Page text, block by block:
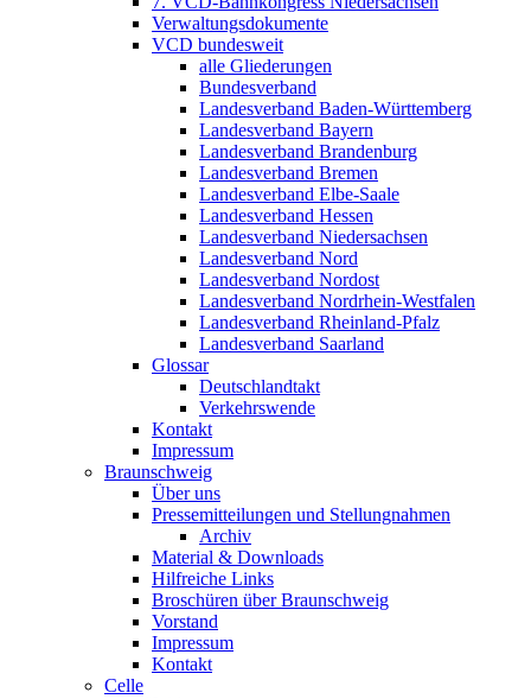
Verwaltungsdokumente
VCD bundesweit
alle Gliederungen
Bundesverband
Landesverband Baden-Württemberg
Landesverband Bayern
Landesverband Brandenburg
Landesverband Bremen
Landesverband Elbe-Saale
Landesverband Hessen
Landesverband Niedersachsen
Landesverband Nord
Landesverband Nordost
Landesverband Nordrhein-Westfalen
Landesverband Rheinland-Pfalz
Landesverband Saarland
Glossar
Deutschlandtakt
Verkehrswende
Kontakt
Impressum
Braunschweig
Über uns
Pressemitteilungen und Stellungnahmen
Archiv
Material & Downloads
Hilfreiche Links
Broschüren über Braunschweig
Vorstand
Impressum
Kontakt
Celle